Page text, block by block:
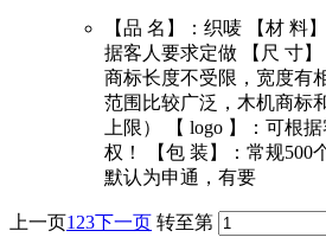
【品 名】：织唛 【材 料
据客人要求定做 【尺 寸】
商标长度不受限，宽度有
范围比较广泛，木机商标
上限） 【 logo 】：可根
权！ 【包 装】：常规500
默认为申通，有要
上一页 123 下一页 转至第